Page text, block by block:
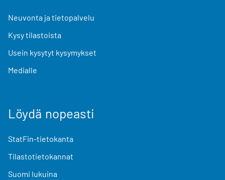
Neuvonta ja tietopalvelu
Kysy tilastoista
Usein kysytyt kysymykset
Medialle
Löydä nopeasti
StatFin-tietokanta
Tilastotietokannat
Suomi lukuina